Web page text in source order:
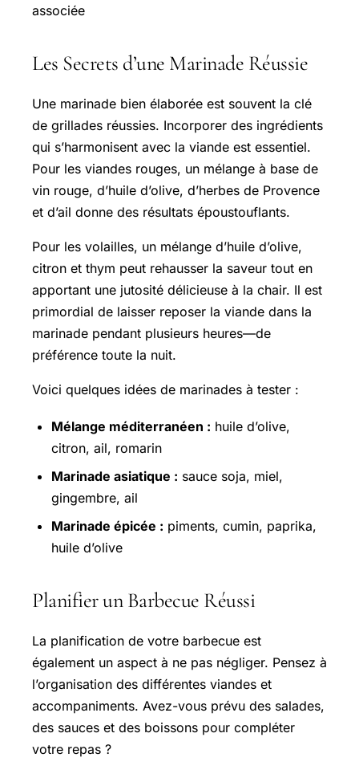
associée
Les Secrets d’une Marinade Réussie
Une marinade bien élaborée est souvent la clé
de grillades réussies. Incorporer des ingrédients
qui s’harmonisent avec la viande est essentiel.
Pour les viandes rouges, un mélange à base de
vin rouge, d’huile d’olive, d’herbes de Provence
et d’ail donne des résultats époustouflants.
Pour les volailles, un mélange d’huile d’olive,
citron et thym peut rehausser la saveur tout en
apportant une jutosité délicieuse à la chair. Il est
primordial de laisser reposer la viande dans la
marinade pendant plusieurs heures—de
préférence toute la nuit.
Voici quelques idées de marinades à tester :
Mélange méditerranéen : huile d’olive,
citron, ail, romarin
Marinade asiatique : sauce soja, miel,
gingembre, ail
Marinade épicée : piments, cumin, paprika,
huile d’olive
Planifier un Barbecue Réussi
La planification de votre barbecue est
également un aspect à ne pas négliger. Pensez à
l’organisation des différentes viandes et
accompaniments. Avez-vous prévu des salades,
des sauces et des boissons pour compléter
votre repas ?